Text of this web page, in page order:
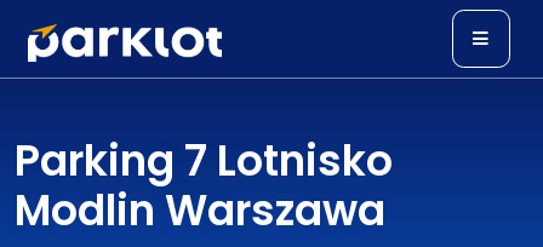
Parking 7 Lotnisko
Modlin Warszawa